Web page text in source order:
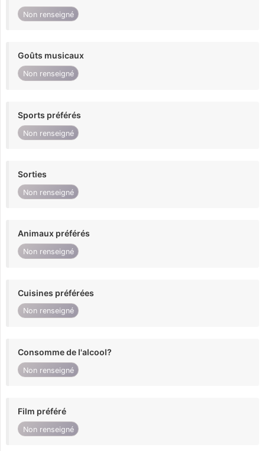
Non renseigné
Goûts musicaux
Non renseigné
Sports préférés
Non renseigné
Sorties
Non renseigné
Animaux préférés
Non renseigné
Cuisines préférées
Non renseigné
Consomme de l'alcool?
Non renseigné
Film préféré
Non renseigné